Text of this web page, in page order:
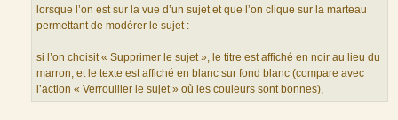
lorsque l’on est sur la vue d’un sujet et que l’on clique sur la marteau
permettant de modérer le sujet :
si l’on choisit « Supprimer le sujet », le titre est affiché en noir au lieu du
marron, et le texte est affiché en blanc sur fond blanc (compare avec
l’action « Verrouiller le sujet » où les couleurs sont bonnes),